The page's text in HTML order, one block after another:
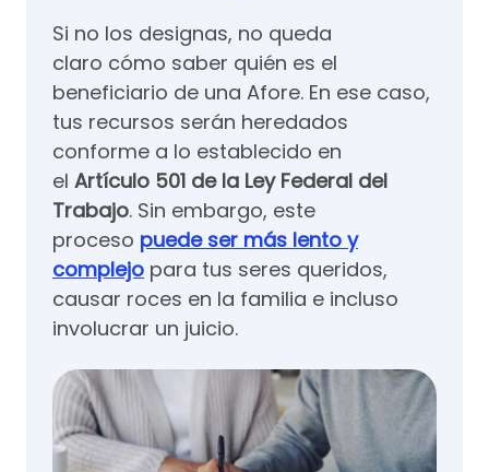
Si no los designas, no queda
claro cómo saber quién es el
beneficiario de una Afore. En ese caso,
tus recursos serán heredados
conforme a lo establecido en
el Artículo 501 de la Ley Federal del
Trabajo. Sin embargo, este
proceso puede ser más lento y
complejo para tus seres queridos,
causar roces en la familia e incluso
involucrar un juicio.